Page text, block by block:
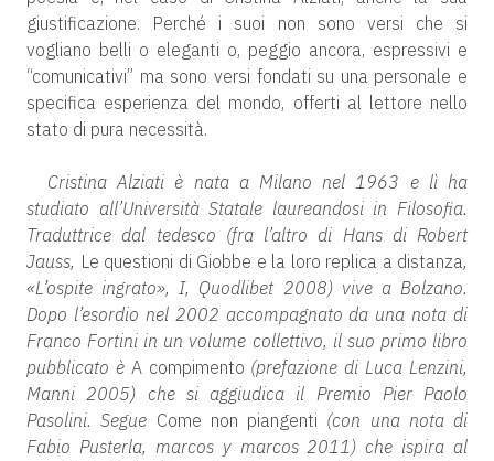
giustificazione. Perché i suoi non sono versi che si
vogliano belli o eleganti o, peggio ancora, espressivi e
“comunicativi” ma sono versi fondati su una personale e
specifica esperienza del mondo, offerti al lettore nello
stato di pura necessità.
Cristina Alziati è nata a Milano nel 1963 e lì ha
studiato all’Università Statale laureandosi in Filosofia.
Traduttrice dal tedesco (fra l’altro di Hans di Robert
Jauss, Le questioni di Giobbe e la loro replica a distanza,
«L’ospite ingrato», I, Quodlibet 2008) vive a Bolzano.
Dopo l’esordio nel 2002 accompagnato da una nota di
Franco Fortini in un volume collettivo, il suo primo libro
pubblicato è A compimento (prefazione di Luca Lenzini,
Manni 2005) che si aggiudica il Premio Pier Paolo
Pasolini. Segue Come non piangenti (con una nota di
Fabio Pusterla, marcos y marcos 2011) che ispira al